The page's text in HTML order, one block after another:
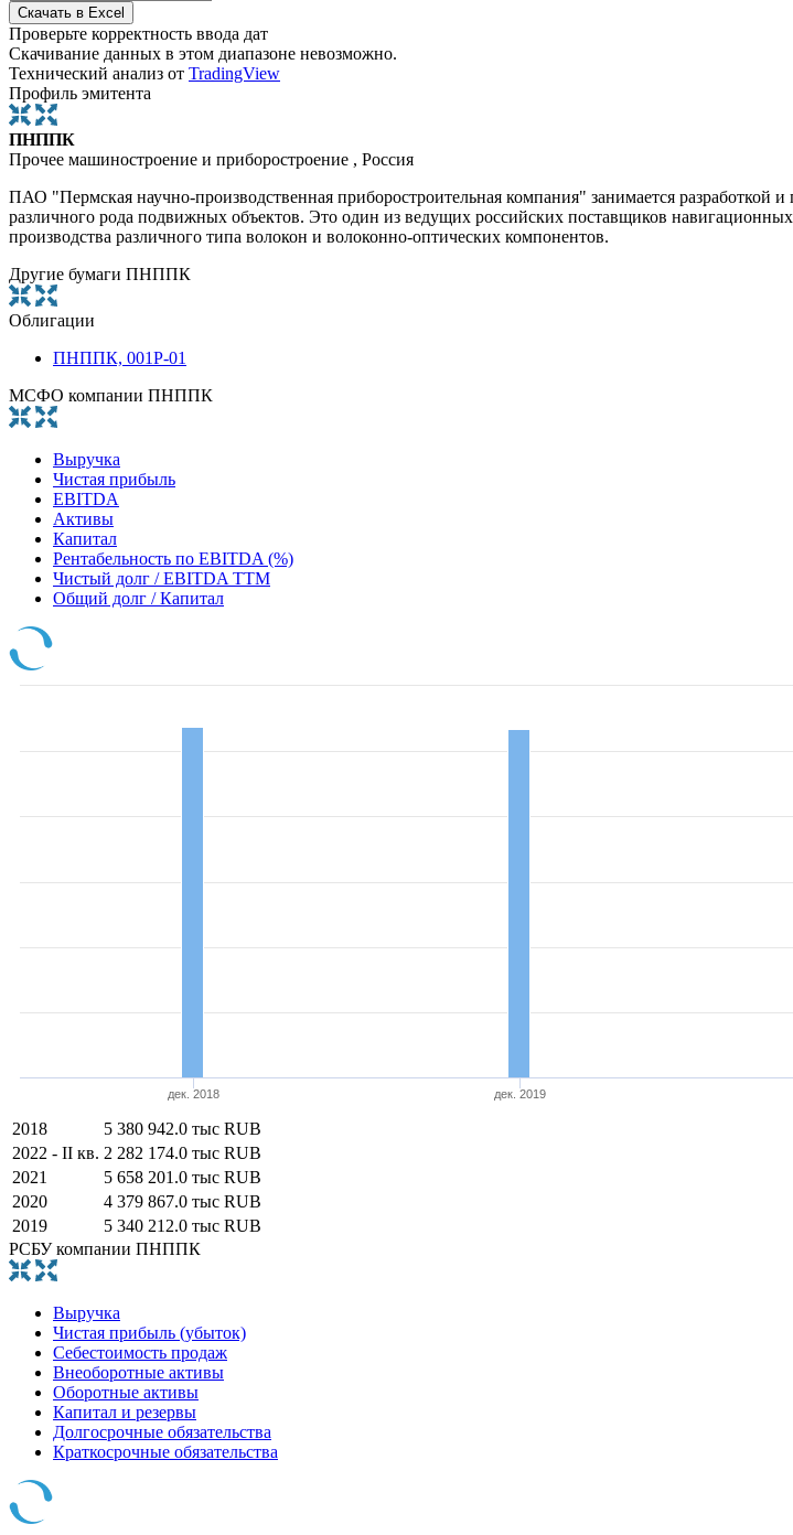
Проверьте корректность ввода дат
Скачивание данных в этом диапазоне невозможно.
Технический анализ от TradingView
Профиль эмитента
ПНППК
Прочее машиностроение и приборостроение , Россия
ПАО "Пермская научно-производственная приборостроительная компания" занимается разработкой
различного рода подвижных объектов. Это один из ведущих российских поставщиков
производства различного типа волокон и волоконно-оптических компонентов.
Другие бумаги ПНППК
Облигации
ПНППК, 001P-01
МСФО компании ПНППК
Выручка
Чистая прибыль
EBITDA
Активы
Капитал
Рентабельность по EBITDA (%)
Чистый долг / EBITDA TTM
Общий долг / Капитал
дек. 2018 дек. 2019
2018
5 380 942.0 тыс RUB
2022 - II кв. 2 282 174.0 тыс RUB
2021
5 658 201.0 тыс RUB
2020
4 379 867.0 тыс RUB
2019
5 340 212.0 тыс RUB
РСБУ компании ПНППК
Выручка
Чистая прибыль (убыток)
Себестоимость продаж
Внеоборотные активы
Оборотные активы
Капитал и резервы
Долгосрочные обязательства
Краткосрочные обязательства